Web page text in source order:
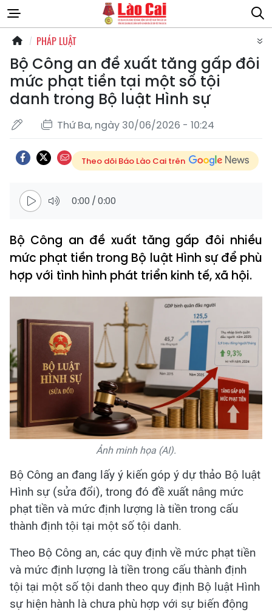
PHÁP LUẬT
Bộ Công an đề xuất tăng gấp đôi
mức phạt tiền tại một số tội
danh trong Bộ luật Hình sự
Thứ Ba, ngày 30/06/2026 - 10:24
Theo dõi Báo Lào Cai trên
0:00 /0:00
Bộ Công an đề xuất tăng gấp đôi nhiều
mức phạt tiền trong Bộ luật Hình sự để phù
hợp với tình hình phát triển kinh tế, xã hội.
Ảnh minh họa (AI).
Bộ Công an đang lấy ý kiến góp ý dự thảo Bộ luật
Hình sự (sửa đổi), trong đó đề xuất nâng mức
phạt tiền và mức định lượng là tiền trong cấu
thành định tội tại một số tội danh.
Theo Bộ Công an, các quy định về mức phạt tiền
và mức định lượng là tiền trong cấu thành định
tội tại một số tội danh theo quy định Bộ luật Hình
sự hiện hành là chưa phù hợp với sự biến động